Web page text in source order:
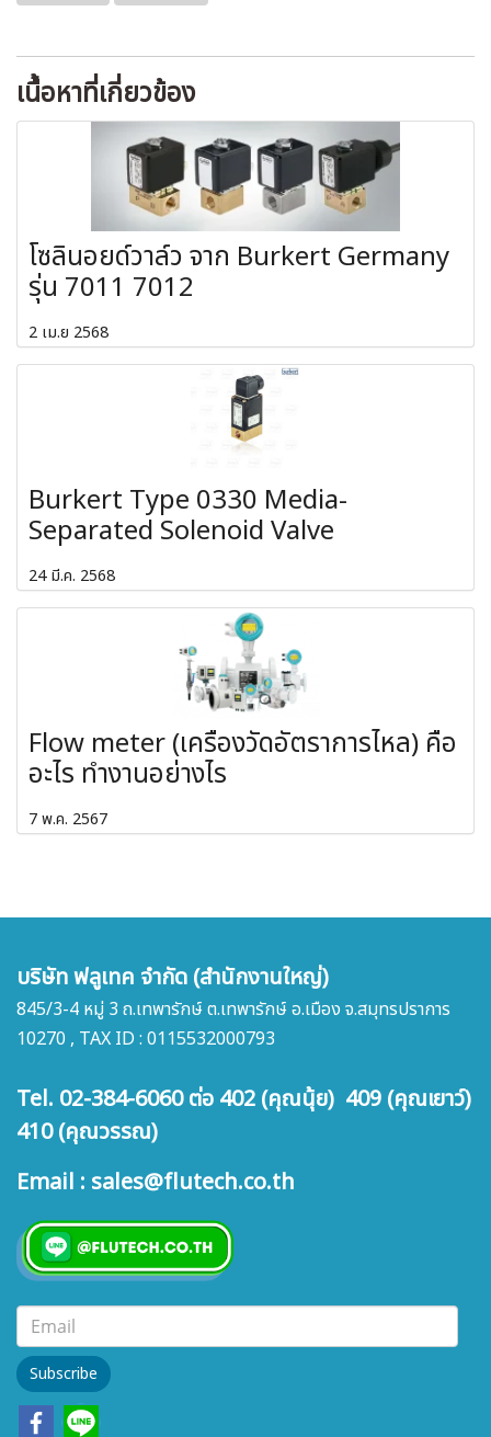
เนื้อหาที่เกี่ยวข้อง
โซลินอยด์วาล์ว จาก Burkert Germany
รุ่น 7011 7012
2 เม.ย 2568
Burkert Type 0330 Media-
Separated Solenoid Valve
24 มี.ค. 2568
Flow meter (เครื่องวัดอัตราการไหล) คือ
อะไร ทำงานอย่างไร
7 พ.ค. 2567
บริษัท ฟลูเทค จำกัด (สำนักงานใหญ่)
845/3-4 หมู่ 3 ถ.เทพารักษ์ ต.เทพารักษ์ อ.เมือง จ.สมุทรปราการ
10270 , TAX ID : 0115532000793
Tel. 02-384-6060 ต่อ 402 (คุณนุ้ย) 409 (คุณเยาว์)
410 (คุณวรรณ)
Email : sales@flutech.co.th
Subscribe